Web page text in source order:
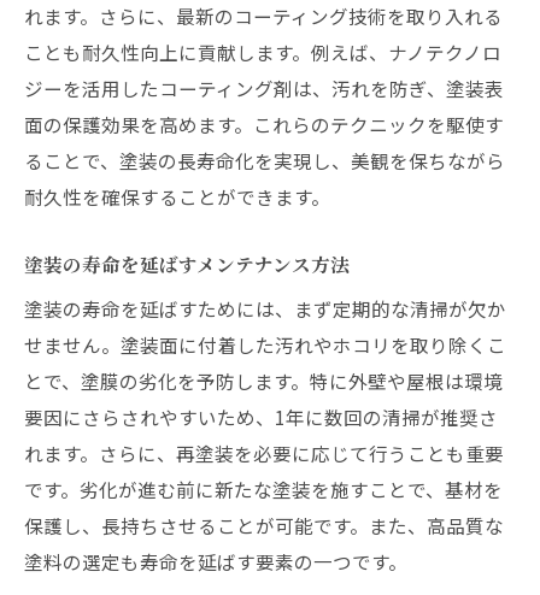
れます。さらに、最新のコーティング技術を取り入れる
ことも耐久性向上に貢献します。例えば、ナノテクノロ
ジーを活用したコーティング剤は、汚れを防ぎ、塗装表
面の保護効果を高めます。これらのテクニックを駆使す
ることで、塗装の長寿命化を実現し、美観を保ちながら
耐久性を確保することができます。
塗装の寿命を延ばすメンテナンス方法
塗装の寿命を延ばすためには、まず定期的な清掃が欠か
せません。塗装面に付着した汚れやホコリを取り除くこ
とで、塗膜の劣化を予防します。特に外壁や屋根は環境
要因にさらされやすいため、1年に数回の清掃が推奨さ
れます。さらに、再塗装を必要に応じて行うことも重要
です。劣化が進む前に新たな塗装を施すことで、基材を
保護し、長持ちさせることが可能です。また、高品質な
塗料の選定も寿命を延ばす要素の一つです。